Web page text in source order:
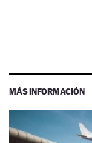
MÁS INFORMACIÓN